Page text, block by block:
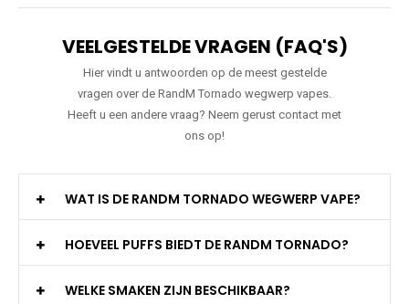
VEELGESTELDE VRAGEN (FAQ'S)
Hier vindt u antwoorden op de meest gestelde
vragen over de RandM Tornado wegwerp vapes.
Heeft u een andere vraag? Neem gerust contact met
ons op!
WAT IS DE RANDM TORNADO WEGWERP VAPE?
HOEVEEL PUFFS BIEDT DE RANDM TORNADO?
WELKE SMAKEN ZIJN BESCHIKBAAR?